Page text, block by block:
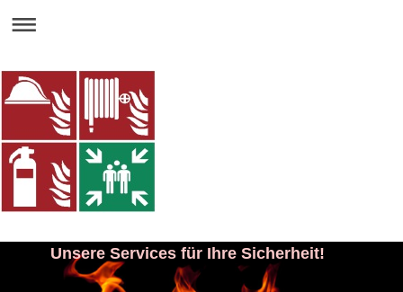
Unsere Services für Ihre Sicherheit!